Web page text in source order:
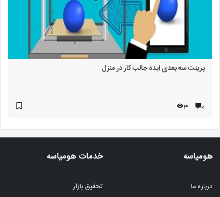
پرینت سه بعدی ایده جالب کار در منزل
۰ 3
هومیاسه
درباره ما
خدمات هومیاسه
تحقیق بازار